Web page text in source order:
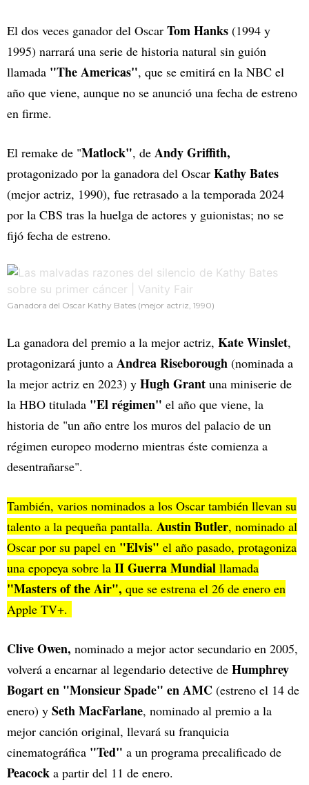
El dos veces ganador del Oscar Tom Hanks (1994 y
1995) narrará una serie de historia natural sin guión
llamada "The Americas", que se emitirá en la NBC el
año que viene, aunque no se anunció una fecha de estreno
en firme.
El remake de "Matlock", de Andy Griffith,
protagonizado por la ganadora del Oscar Kathy Bates
(mejor actriz, 1990), fue retrasado a la temporada 2024
por la CBS tras la huelga de actores y guionistas; no se
fijó fecha de estreno.
Ganadora del Oscar Kathy Bates (mejor actriz, 1990)
La ganadora del premio a la mejor actriz, Kate Winslet,
protagonizará junto a Andrea Riseborough (nominada a
la mejor actriz en 2023) y Hugh Grant una miniserie de
la HBO titulada "El régimen" el año que viene, la
historia de "un año entre los muros del palacio de un
régimen europeo moderno mientras éste comienza a
desentrañarse".
También, varios nominados a los Oscar también llevan su
talento a la pequeña pantalla. Austin Butler, nominado al
Oscar por su papel en "Elvis" el año pasado, protagoniza
una epopeya sobre la II Guerra Mundial llamada
"Masters of the Air", que se estrena el 26 de enero en
Apple TV+.
Clive Owen, nominado a mejor actor secundario en 2005,
volverá a encarnar al legendario detective de Humphrey
Bogart en "Monsieur Spade" en AMC (estreno el 14 de
enero) y Seth MacFarlane, nominado al premio a la
mejor canción original, llevará su franquicia
cinematográfica "Ted" a un programa precalificado de
Peacock a partir del 11 de enero.